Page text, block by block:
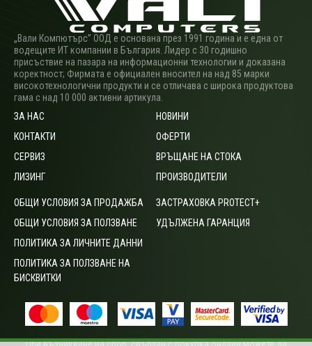
„Вали Компютърс” ООД е основана през 1991 година и е една от
водещите ИТ компании в България. Лидер с 30 годишно
присъствие на пазара на информационни технологии и доказана
коректност; Фирмата е официален вносител на над 85 марки
високотехнологични продукти и се отличава с широка продуктова
гама с над 10 000 активни артикула.
ЗА НАС
КОНТАКТИ
СЕРВИЗ
ЛИЗИНГ
НОВИНИ
ОФЕРТИ
ВРЪЩАНЕ НА СТОКА
ПРОИЗВОДИТЕЛИ
ОБЩИ УСЛОВИЯ ЗА ПРОДАЖБА
ОБЩИ УСЛОВИЯ ЗА ПОЛЗВАНЕ
ПОЛИТИКА ЗА ЛИЧНИТЕ ДАННИ
ПОЛИТИКА ЗА ПОЛЗВАНЕ НА
БИСКВИТКИ
ЗАСТРАХОВКА PROTECT+
УДЪЛЖЕНА ГАРАНЦИЯ